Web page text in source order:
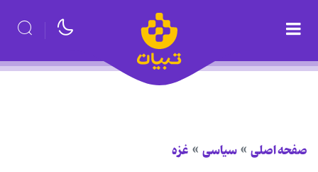
صفحه اصلی سیاسی غزه